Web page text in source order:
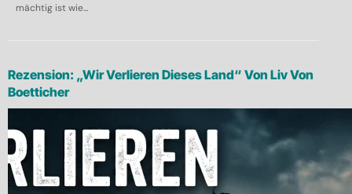
mächtig ist wie...
Rezension: „Wir Verlieren Dieses Land“ Von Liv Von
Boetticher